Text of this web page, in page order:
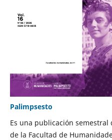
Palimpsesto
Es una publicación
de la Facultad de